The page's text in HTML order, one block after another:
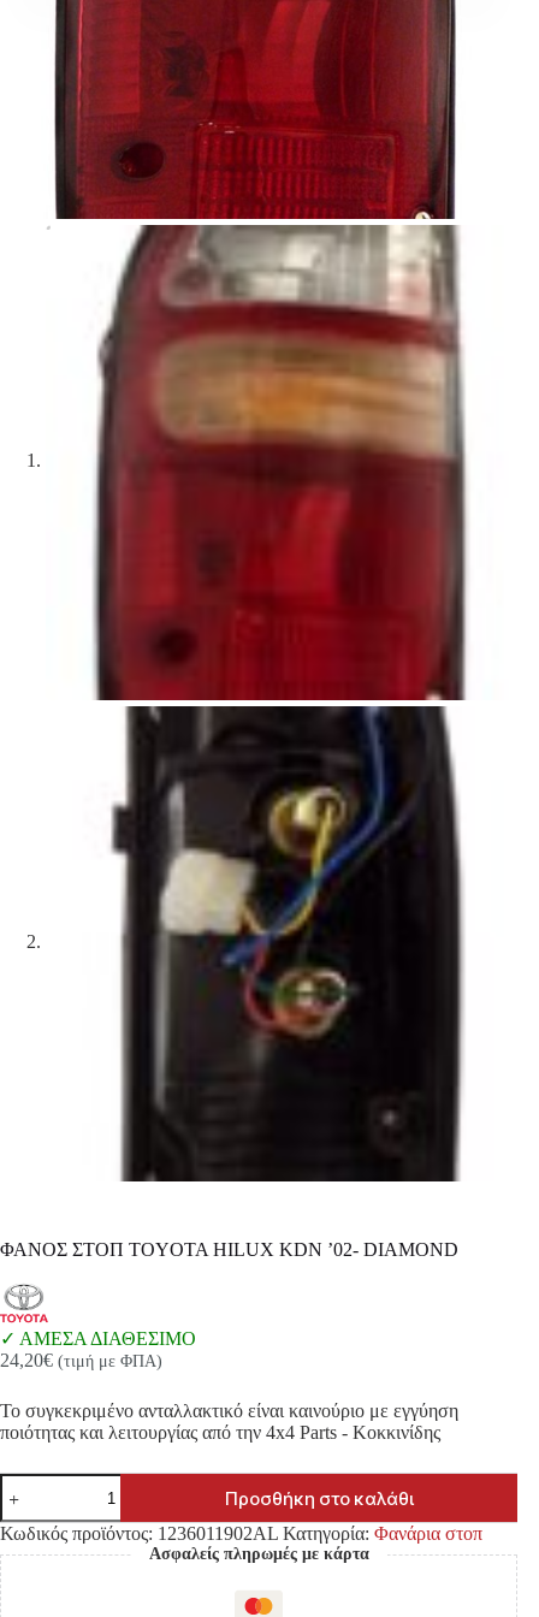
ΦΑΝΟΣ ΣΤΟΠ TOYOTA HILUX KDN ’02- DIAMOND
ΑΜΕΣΑ ΔΙΑΘΕΣΙΜΟ
24,20€ (τιμή με ΦΠΑ)
Το συγκεκριμένο ανταλλακτικό είναι καινούριο με εγγύηση
ποιότητας και λειτουργίας από την 4x4 Parts - Κοκκινίδης
ΦΑΝΟΣ
ΣΤΟΠ
TOYOTA
HILUX
KDN
'02-
DIAMOND
Προσθήκη στο καλάθι
Κωδικός προϊόντος: 1236011902AL Κατηγορία: Φανάρια στοπ
Ασφαλείς πληρωμές με κάρτα